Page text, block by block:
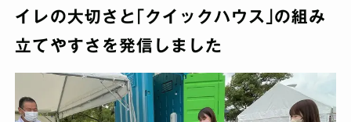
イレの大切さと｢クイックハウス｣の組み
立てやすさを発信しました